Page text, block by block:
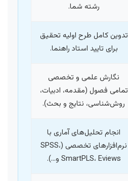
رشته شما.
تدوین کامل طرح اولیه تحقیق
برای تایید استاد راهنما.
نگارش علمی و تخصصی
تمامی فصول (مقدمه، ادبیات،
روش‌شناسی، نتایج و بحث).
انجام تحلیل‌های آماری با
نرم‌افزارهای تخصصی (SPSS،
SmartPLS، Eviews و…).